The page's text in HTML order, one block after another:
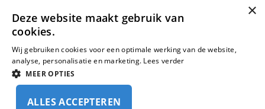
© 2026 - EnergyBy
×
Deze website maakt gebruik van
cookies.
Wij gebruiken cookies voor een optimale werking van de website,
analyse, personalisatie en marketing. Lees verder
MEER OPTIES
ALLES ACCEPTEREN